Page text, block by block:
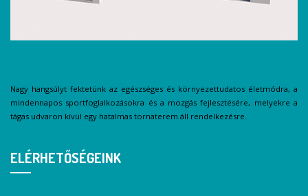
Nagy hangsúlyt fektetünk az egészséges és környezettudatos életmódra, a
mindennapos sportfoglalkozásokra és a mozgás fejlesztésére, melyekre a
tágas udvaron kívül egy hatalmas tornaterem áll rendelkezésre.
ELÉRHETŐSÉGEINK